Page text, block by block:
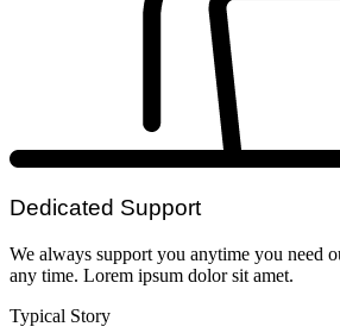
Dedicated Support
We always support you anytime you need
any time. Lorem ipsum dolor sit amet.
Typical Story